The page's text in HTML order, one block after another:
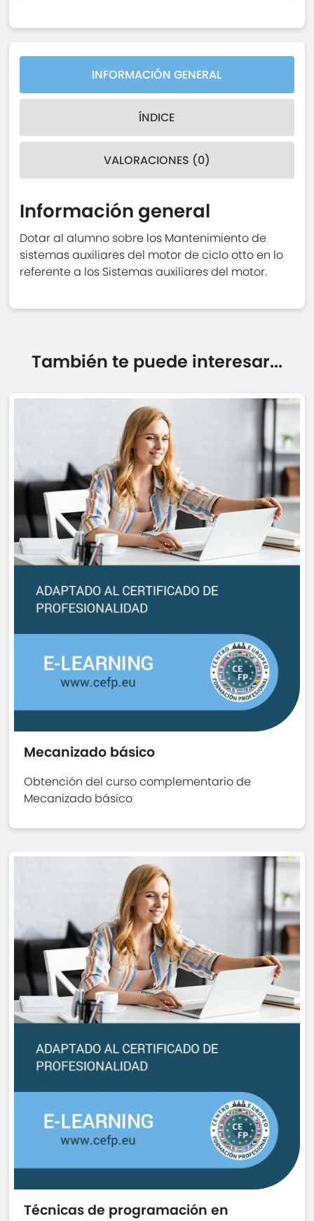
INFORMACIÓN GENERAL
ÍNDICE
VALORACIONES (0)
Información general
Dotar al alumno sobre los Mantenimiento de
sistemas auxiliares del motor de ciclo otto en lo
referente a los Sistemas auxiliares del motor.
También te puede interesar...
Mecanizado básico
Obtención del curso complementario de
Mecanizado básico
Técnicas de programación en